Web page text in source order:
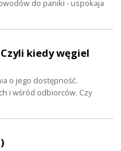
do paniki - uspokaja
kiedy węgiel
o jego dostępność.
i wśród odbiorców. Czy